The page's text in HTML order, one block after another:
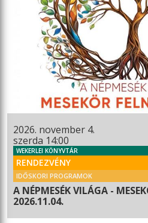
2026. november 4.
szerda 14:00
WEKERLEI KÖNYVTÁR
RENDEZVÉNY
IDŐSKORI PROGRAMOK
A NÉPMESÉK VILÁGA -
2026.11.04.